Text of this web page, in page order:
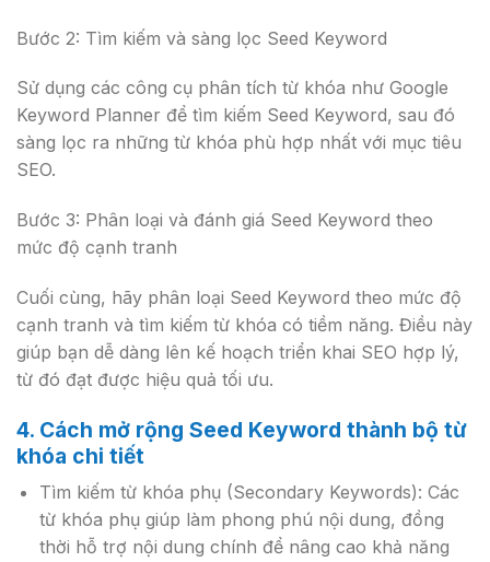
Bước 2: Tìm kiếm và sàng lọc Seed Keyword
Sử dụng các công cụ phân tích từ khóa như Google
Keyword Planner để tìm kiếm Seed Keyword, sau đó
sàng lọc ra những từ khóa phù hợp nhất với mục tiêu
SEO.
Bước 3: Phân loại và đánh giá Seed Keyword theo
mức độ cạnh tranh
Cuối cùng, hãy phân loại Seed Keyword theo mức độ
cạnh tranh và tìm kiếm từ khóa có tiềm năng. Điều này
giúp bạn dễ dàng lên kế hoạch triển khai SEO hợp lý,
từ đó đạt được hiệu quả tối ưu.
4. Cách mở rộng Seed Keyword thành bộ từ
khóa chi tiết
Tìm kiếm từ khóa phụ (Secondary Keywords): Các
từ khóa phụ giúp làm phong phú nội dung, đồng
thời hỗ trợ nội dung chính để nâng cao khả năng